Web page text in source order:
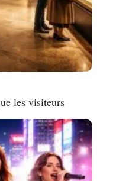
les visiteurs